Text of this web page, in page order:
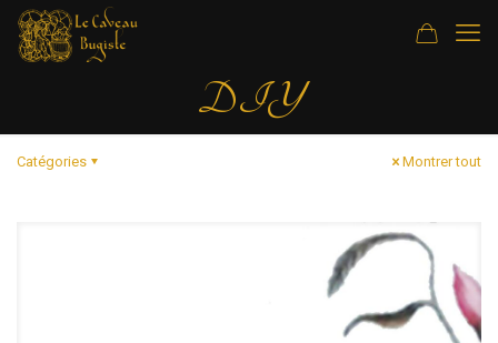
DIY
Catégories Montrer tout